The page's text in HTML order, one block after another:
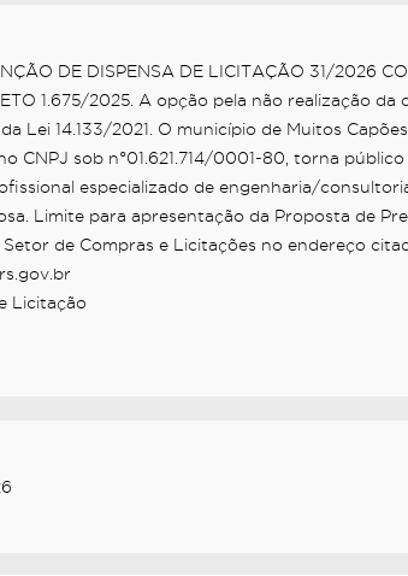
DE DISPENSA DE LICITAÇÃO 31/2026
1.675/2025. A opção pela não realização
Lei 14.133/2021. O município de Muitos
CNPJ sob n°01.621.714/0001-80, torna
especializado de engenharia/
Limite para apresentação da Proposta de
de Compras e Licitações no endereço
Licitação